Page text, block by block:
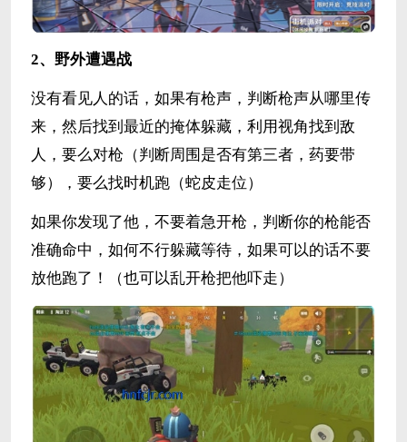
2、野外遭遇战
没有看见人的话，如果有枪声，判断枪声从哪里传
来，然后找到最近的掩体躲藏，利用视角找到敌
人，要么对枪（判断周围是否有第三者，药要带
够），要么找时机跑（蛇皮走位）
如果你发现了他，不要着急开枪，判断你的枪能否
准确命中，如何不行躲藏等待，如果可以的话不要
放他跑了！（也可以乱开枪把他吓走）